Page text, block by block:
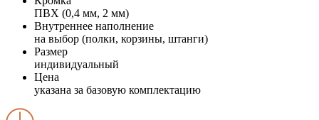
ПВХ (0,4 мм, 2 мм)
Внутреннее наполнение
на выбор (полки, корзины, штанги)
Размер
индивидуальный
Цена
указана за базовую комплектацию